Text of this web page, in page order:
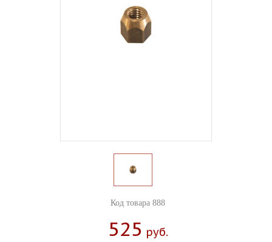
Код товара 888
525 Руб.